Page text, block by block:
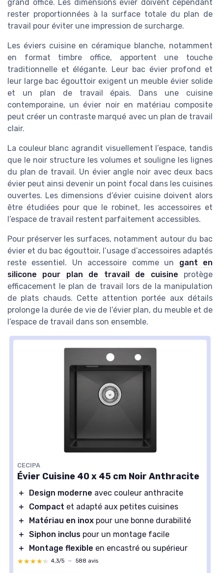
grand office. Les dimensions évier doivent cependant
rester proportionnées à la surface totale du plan de
travail pour éviter une impression de surcharge.
Les éviers cuisine en céramique blanche, notamment
en format timbre office, apportent une touche
traditionnelle et élégante. Leur bac évier profond et
leur large bac égouttoir exigent un meuble évier solide
et un plan de travail épais. Dans une cuisine
contemporaine, un évier noir en matériau composite
peut créer un contraste marqué avec un plan de travail
clair.
La couleur blanc agrandit visuellement l’espace, tandis
que le noir structure les volumes et souligne les lignes
du plan de travail. Un évier angle noir avec deux bacs
évier peut ainsi devenir un point focal dans les cuisines
ouvertes. Les dimensions d’évier cuisine doivent alors
être étudiées pour que le robinet, les accessoires et
l’espace de travail restent parfaitement accessibles.
Pour préserver les surfaces, notamment autour du bac
évier et du bac égouttoir, l’usage d’accessoires adaptés
reste essentiel. Un accessoire comme un gant en
silicone pour plan de travail de cuisine protège
efficacement le plan de travail lors de la manipulation
de plats chauds. Cette attention portée aux détails
prolonge la durée de vie de l’évier plan, du meuble et de
l’espace de travail dans son ensemble.
CECIPA
Évier Cuisine 40 x 45 cm Noir Anthracite
＋ Design moderne avec couleur anthracite
＋
Compact et adapté aux petites cuisines
＋
Matériau en inox pour une bonne durabilité
＋ Siphon inclus pour un montage facile
＋
Montage flexible en encastré ou supérieur
★★★★★
★★★★★ 4,3/5 — 588 avis